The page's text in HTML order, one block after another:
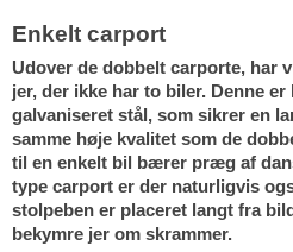
Enkelt carport
Udover de dobbelt carporte, har
jer, der ikke har to biler. Denne
galvaniseret stål, som sikrer en
samme høje kvalitet som de
til en enkelt bil bærer præg af
type carport er der naturligvis
stolpeben er placeret langt fra
bekymre jer om skrammer.